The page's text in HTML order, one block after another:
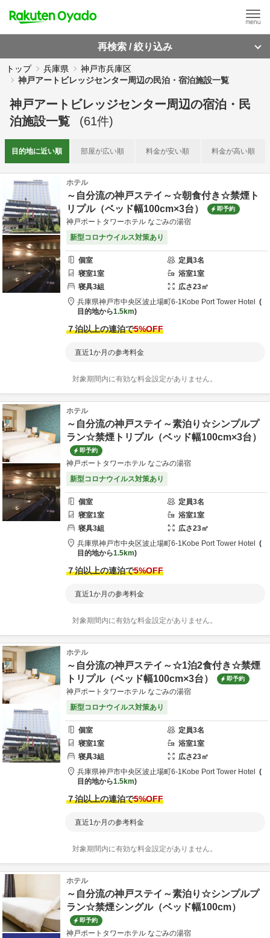
再検索 / 絞り込み
トップ 兵庫県
神戸市兵庫区
神戸アートビレッジセンター周辺の民泊・宿泊施設一覧
神戸アートビレッジセンター周辺の宿泊・民
泊施設一覧
(61件)
目的地に近い順 部屋が広い順 料金が安い順 料金が高い順
ホテル
～自分流の神戸ステイ～☆朝食付き☆禁煙ト
リプル（ベッド幅100cm×3台）
即予約
神戸ポートタワーホテル なごみの湯宿
新型コロナウイルス対策あり
個室 定員3名
寝室1室 浴室1室
寝具3組 広さ23㎡
兵庫県神戸市中央区波止場町6-1 Kobe Port Tower Hotel
目的地から1.5km
７泊以上の連泊で5%OFF
直近1か月の参考料金
対象期間内に有効な料金設定がありません。
ホテル
～自分流の神戸ステイ～素泊り☆シンプルプ
ラン☆禁煙トリプル（ベッド幅100cm×3台）
即予約
神戸ポートタワーホテル なごみの湯宿
新型コロナウイルス対策あり
個室 定員3名
寝室1室 浴室1室
寝具3組 広さ23㎡
兵庫県神戸市中央区波止場町6-1 Kobe Port Tower Hotel
目的地から1.5km
７泊以上の連泊で5%OFF
直近1か月の参考料金
対象期間内に有効な料金設定がありません。
ホテル
～自分流の神戸ステイ～☆1泊2食付き☆禁煙
トリプル（ベッド幅100cm×3台）
即予約
神戸ポートタワーホテル なごみの湯宿
新型コロナウイルス対策あり
個室 定員3名
寝室1室 浴室1室
寝具3組 広さ23㎡
兵庫県神戸市中央区波止場町6-1 Kobe Port Tower Hotel
目的地から1.5km
７泊以上の連泊で5%OFF
直近1か月の参考料金
対象期間内に有効な料金設定がありません。
ホテル
～自分流の神戸ステイ～素泊り☆シンプルプ
ラン☆禁煙シングル（ベッド幅100cm）
即予約
神戸ポートタワーホテル なごみの湯宿